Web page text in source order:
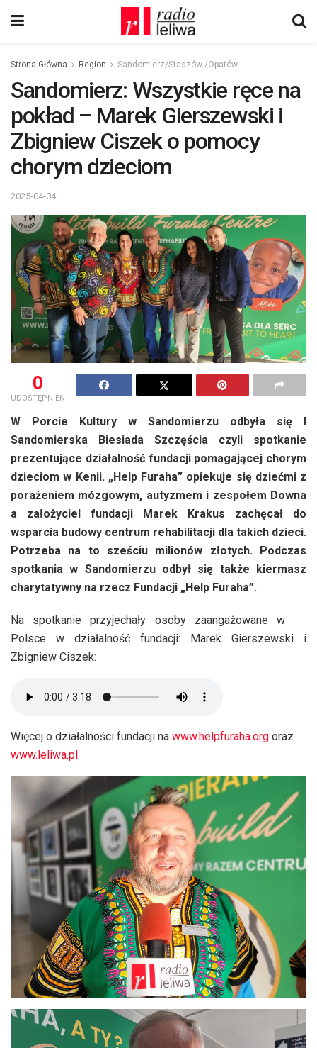
Strona Główna Region Sandomierz/Staszów /Opatów
Sandomierz: Wszystkie ręce na
pokład – Marek Gierszewski i
Zbigniew Ciszek o pomocy
chorym dzieciom
2025-04-04
0
UDOSTĘPNIEŃ
W Porcie Kultury w Sandomierzu odbyła się I
Sandomierska Biesiada Szczęścia czyli spotkanie
prezentujące działalność fundacji pomagającej chorym
dzieciom w Kenii. „Help Furaha” opiekuje się dziećmi z
porażeniem mózgowym, autyzmem i zespołem Downa
a założyciel fundacji Marek Krakus zachęcał do
wsparcia budowy centrum rehabilitacji dla takich dzieci.
Potrzeba na to sześciu milionów złotych. Podczas
spotkania w Sandomierzu odbył się także kiermasz
charytatywny na rzecz Fundacji „Help Furaha”.
Na spotkanie przyjechały osoby zaangażowane w
Polsce w działalność fundacji: Marek Gierszewski i
Zbigniew Ciszek:
Więcej o działalności fundacji na www.helpfuraha.org oraz
www.leliwa.pl